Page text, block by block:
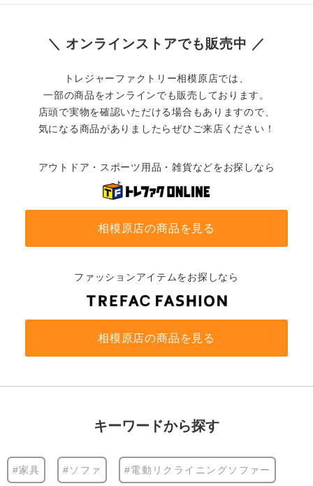
＼ オンラインストアでも販売中 ／
トレジャーファクトリー相模原店では、
一部の商品をオンラインでも販売しております。
店頭で実物を確認いただける場合もありますので、
気になる商品がありましたらぜひご来店ください！
アウトドア・スポーツ用品・雑貨などをお探しなら
相模原店の商品を見る
ファッションアイテムをお探しなら
相模原店の商品を見る
キーワードから探す
#家具 #ソファ #電動リクライニングソファー